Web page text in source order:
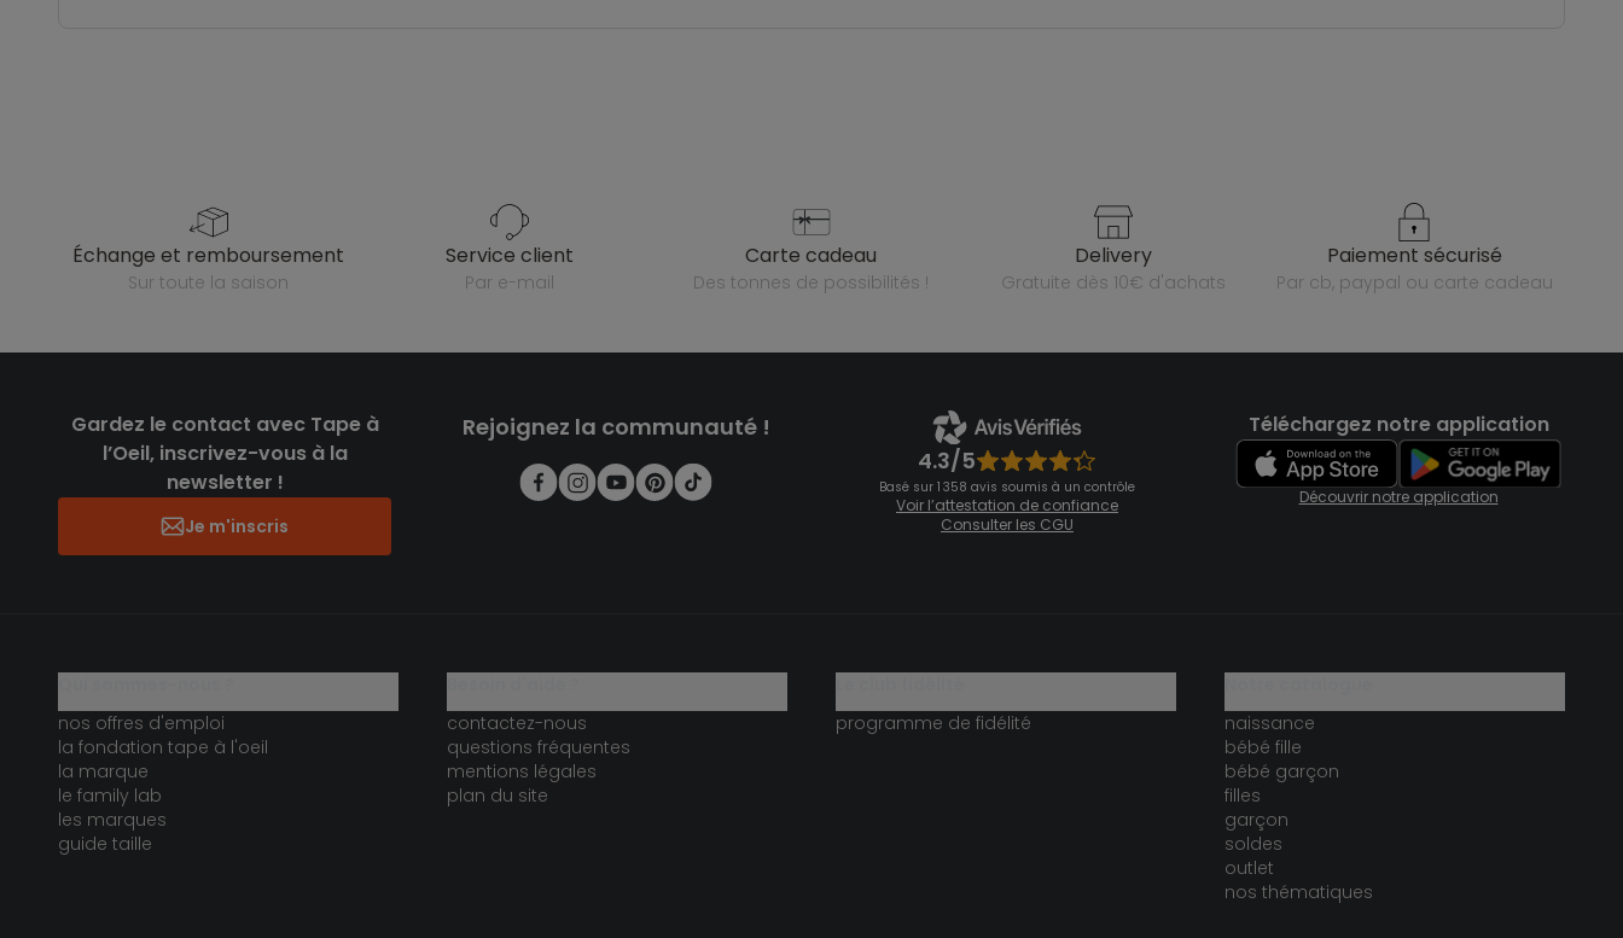
échange et remboursement
sur toute la saison
service client
par e-mail
carte cadeau
des tonnes de possibilités !
delivery
gratuite dès 10€ d'achats
paiement sécurisé
par cb, paypal ou carte cadeau
Gardez le contact avec Tape à
l’Oeil, inscrivez-vous à la
newsletter !
Je m'inscris
Rejoignez la communauté !
4.3/5
Basé sur 1 358 avis soumis à un contrôle
Voir l’attestation de confiance
Consulter les CGU
Téléchargez notre application
Découvrir notre application
nos offres d'emploi
la fondation tape à l'oeil
la marque
le family lab
les marques
guide taille
contactez-nous
questions fréquentes
mentions légales
plan du site
programme de fidélité
naissance
bébé fille
bébé garçon
filles
garçon
soldes
outlet
nos thématiques